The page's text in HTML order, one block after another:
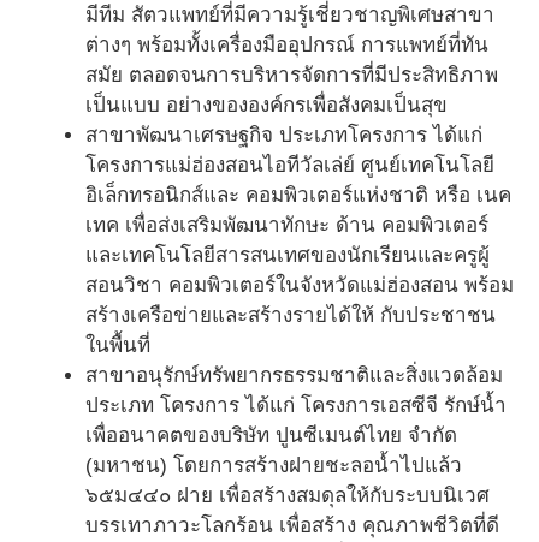
มีทีม สัตวแพทย์ที่มีความรู้เชี่ยวชาญพิเศษสาขา
ต่างๆ พร้อมทั้งเครื่องมืออุปกรณ์ การแพทย์ที่ทัน
สมัย ตลอดจนการบริหารจัดการที่มีประสิทธิภาพ
เป็นแบบ อย่างขององค์กรเพื่อสังคมเป็นสุข
สาขาพัฒนาเศรษฐกิจ ประเภทโครงการ ได้แก่
โครงการแม่ฮ่องสอนไอทีวัลเล่ย์ ศูนย์เทคโนโลยี
อิเล็กทรอนิกส์และ คอมพิวเตอร์แห่งชาติ หรือ เนค
เทค เพื่อส่งเสริมพัฒนาทักษะ ด้าน คอมพิวเตอร์
และเทคโนโลยีสารสนเทศของนักเรียนและครูผู้
สอนวิชา คอมพิวเตอร์ในจังหวัดแม่ฮ่องสอน พร้อม
สร้างเครือข่ายและสร้างรายได้ให้ กับประชาชน
ในพื้นที่
สาขาอนุรักษ์ทรัพยากรธรรมชาติและสิ่งแวดล้อม
ประเภท โครงการ ได้แก่ โครงการเอสซีจี รักษ์น้ำ
เพื่ออนาคตของบริษัท ปูนซีเมนต์ไทย จำกัด
(มหาชน) โดยการสร้างฝายชะลอน้ำไปแล้ว
๖๕ม๔๔๐ ฝาย เพื่อสร้างสมดุลให้กับระบบนิเวศ
บรรเทาภาวะโลกร้อน เพื่อสร้าง คุณภาพชีวิตที่ดี